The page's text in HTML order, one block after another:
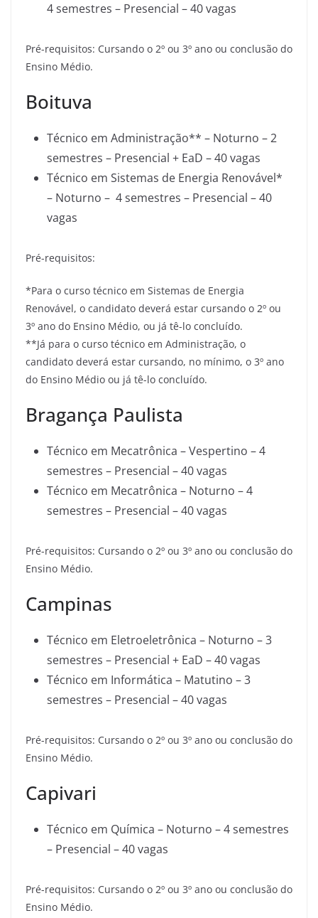
4 semestres – Presencial – 40 vagas
Pré-requisitos: Cursando o 2º ou 3º ano ou conclusão do
Ensino Médio.
Boituva
Técnico em Administração** – Noturno – 2
semestres – Presencial + EaD – 40 vagas
Técnico em Sistemas de Energia Renovável*
– Noturno – 4 semestres – Presencial – 40
vagas
Pré-requisitos:
*Para o curso técnico em Sistemas de Energia
Renovável, o candidato deverá estar cursando o 2º ou
3º ano do Ensino Médio, ou já tê-lo concluído.
**Já para o curso técnico em Administração, o
candidato deverá estar cursando, no mínimo, o 3º ano
do Ensino Médio ou já tê-lo concluído.
Bragança Paulista
Técnico em Mecatrônica – Vespertino – 4
semestres – Presencial – 40 vagas
Técnico em Mecatrônica – Noturno – 4
semestres – Presencial – 40 vagas
Pré-requisitos: Cursando o 2º ou 3º ano ou conclusão do
Ensino Médio.
Campinas
Técnico em Eletroeletrônica – Noturno – 3
semestres – Presencial + EaD – 40 vagas
Técnico em Informática – Matutino – 3
semestres – Presencial – 40 vagas
Pré-requisitos: Cursando o 2º ou 3º ano ou conclusão do
Ensino Médio.
Capivari
Técnico em Química – Noturno – 4 semestres
– Presencial – 40 vagas
Pré-requisitos: Cursando o 2º ou 3º ano ou conclusão do
Ensino Médio.